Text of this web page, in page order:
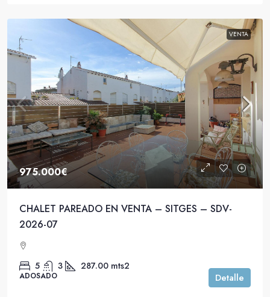
VENTA
975.000€
CHALET PAREADO EN VENTA – SITGES – SDV-
2026-07
5 3 287.00 mts2
ADOSADO Detalle